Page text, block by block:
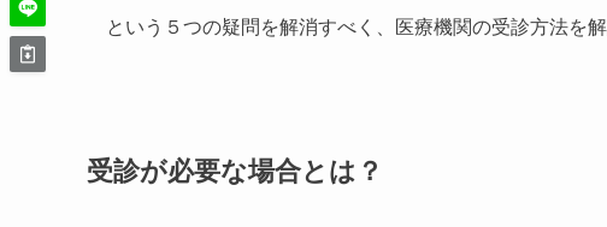
という５つの疑問を解消すべく、医療機関の受診方法を解
受診が必要な場合とは？